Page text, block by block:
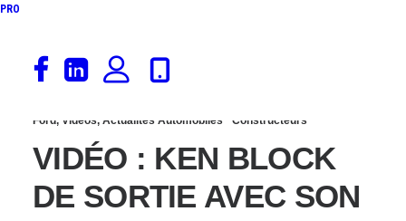
PRO
Ford, Vidéos, Actualités Automobiles Constructeurs
VIDÉO : KEN BLOCK
DE SORTIE AVEC SON